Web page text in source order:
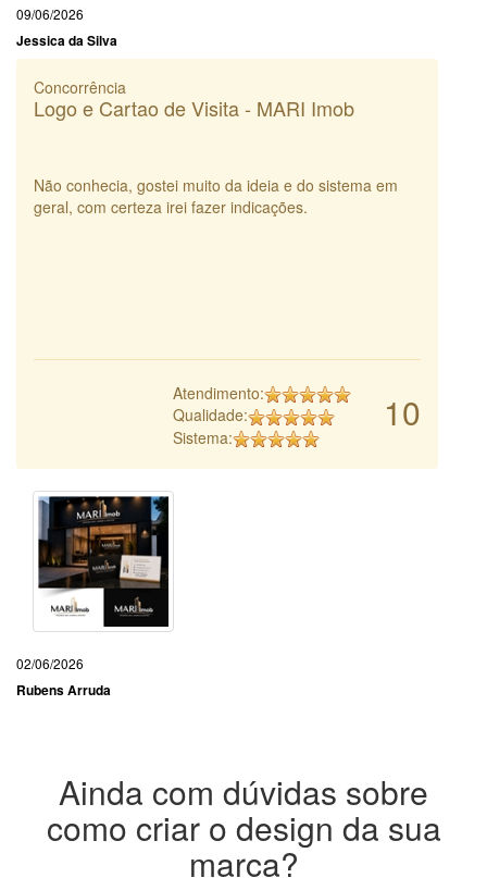
09/06/2026
Jessica da Silva
Concorrência
Logo e Cartao de Visita - MARI Imob
Não conhecia, gostei muito da ideia e do sistema em
geral, com certeza irei fazer indicações.
10
Atendimento:
Qualidade:
Sistema:
02/06/2026
Rubens Arruda
Ainda com dúvidas sobre
como criar o design da sua
marca?